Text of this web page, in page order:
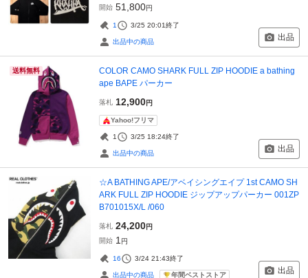
開始 51,800円
1 3/25 20:01終了
出品中の商品 出品
送料無料
COLOR CAMO SHARK FULL ZIP HOODIE a bathing
ape BAPE パーカー
落札 12,900円
Yahoo!フリマ
1 3/25 18:24終了
出品中の商品 出品
☆A BATHING APE/アベイシングエイプ 1st CAMO SH
ARK FULL ZIP HOODIE ジップアップパーカー 001ZP
B701015X/L /060
落札 24,200円
開始 1 円
16 3/24 21:43終了
出品中の商品 年間ベストストア 出品